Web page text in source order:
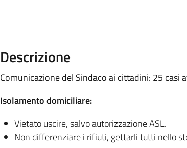
Descrizione
Comunicazione del Sindaco ai cittadini: 25 casi
Isolamento domiciliare:
Vietato uscire, salvo autorizzazione ASL.
Non differenziare i rifiuti, gettarli tutti nello